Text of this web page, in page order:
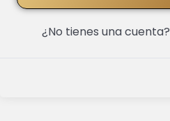
¿No tienes una cuenta?